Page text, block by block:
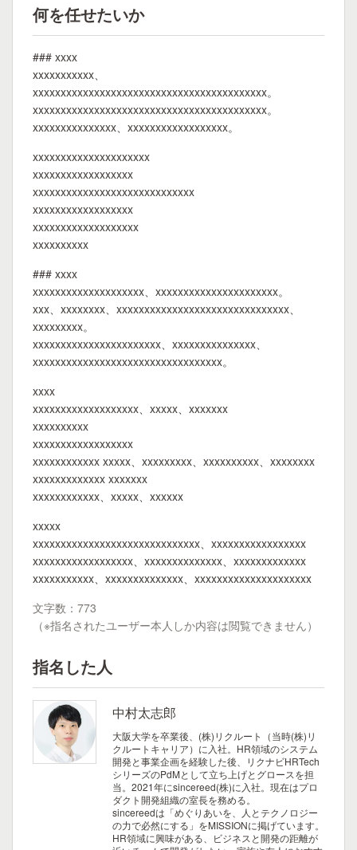
何を任せたいか
### xxxx
xxxxxxxxxxx、
xxxxxxxxxxxxxxxxxxxxxxxxxxxxxxxxxxxxxxxxxx。
xxxxxxxxxxxxxxxxxxxxxxxxxxxxxxxxxxxxxxxxxx。
xxxxxxxxxxxxxxx、xxxxxxxxxxxxxxxxxx。
xxxxxxxxxxxxxxxxxxxxx
xxxxxxxxxxxxxxxxxx
xxxxxxxxxxxxxxxxxxxxxxxxxxxxx
xxxxxxxxxxxxxxxxxx
xxxxxxxxxxxxxxxxxxx
xxxxxxxxxx
### xxxx
xxxxxxxxxxxxxxxxxxxx、xxxxxxxxxxxxxxxxxxxxxx。
xxx、xxxxxxxx、xxxxxxxxxxxxxxxxxxxxxxxxxxxxxxx、
xxxxxxxxx。
xxxxxxxxxxxxxxxxxxxxxxx、xxxxxxxxxxxxxxx、
xxxxxxxxxxxxxxxxxxxxxxxxxxxxxxxxxx。
xxxx
xxxxxxxxxxxxxxxxxxx、xxxxx、xxxxxxx
xxxxxxxxxx
xxxxxxxxxxxxxxxxxx
xxxxxxxxxxxx xxxxx、xxxxxxxxx、xxxxxxxxxx、xxxxxxxx
xxxxxxxxxxxxx xxxxxxx
xxxxxxxxxxxx、xxxxx、xxxxxx
xxxxx
xxxxxxxxxxxxxxxxxxxxxxxxxxxxxx、xxxxxxxxxxxxxxxxx
xxxxxxxxxxxxxxxxxx、xxxxxxxxxxxxxx、xxxxxxxxxxxxx
xxxxxxxxxxx、xxxxxxxxxxxxxx、xxxxxxxxxxxxxxxxxxxxx
文字数：773
（※指名されたユーザー本人しか内容は閲覧できません）
指名した人
中村太志郎
大阪大学を卒業後、(株)リクルート（当時(株)リ
クルートキャリア）に入社。HR領域のシステム
開発と事業企画を経験した後、リクナビHRTech
シリーズのPdMとして立ち上げとグロースを担
当。2021年にsincereed(株)に入社。現在はプロ
ダクト開発組織の室長を務める。
sincereedは「めぐりあいを、人とテクノロジー
の力で必然にする」をMISSIONに掲げています。
HR領域に興味がある、ビジネスと開発の距離が